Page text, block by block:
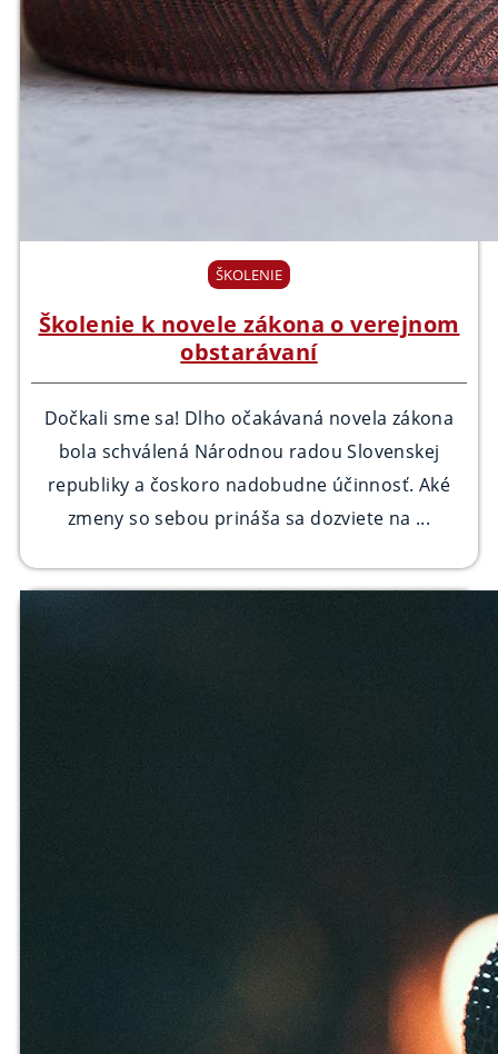
ŠKOLENIE
Školenie k novele zákona o verejnom
obstarávaní
Dočkali sme sa! Dlho očakávaná novela zákona
bola schválená Národnou radou Slovenskej
republiky a čoskoro nadobudne účinnosť. Aké
zmeny so sebou prináša sa dozviete na ...